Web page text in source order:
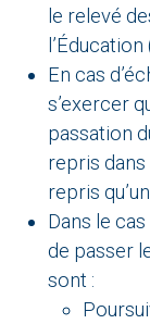
le relevé
En cas
s’exercer
passation
repris
repris
Dans le
de passer
sont :